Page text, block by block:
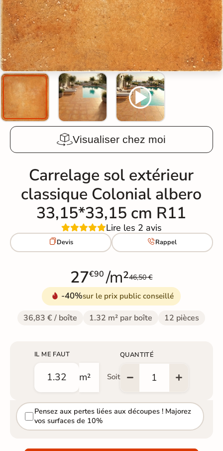
Visualiser chez moi
Carrelage sol extérieur
classique Colonial albero
33,15*33,15 cm R11
Lire les 2 avis
Devis Rappel
27€90 /m²46,50 €
-40%sur le prix public conseillé
36,83 € / boîte 1.32 m² par boîte 12 pièces
IL ME FAUT
m² Soit
QUANTITÉ
Pensez aux pertes liées aux découpes ! Majorez
vos surfaces de 10%